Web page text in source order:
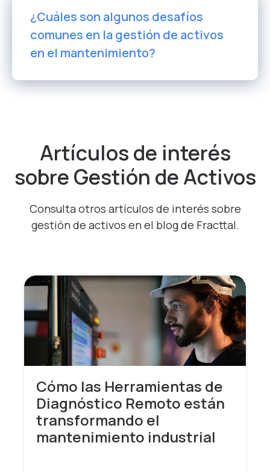
¿Cuáles son algunos desafíos
comunes en la gestión de activos
en el mantenimiento?
Artículos de interés
sobre Gestión de Activos
Consulta otros artículos de interés sobre
gestión de activos en el blog de Fracttal.
Cómo las Herramientas de
Diagnóstico Remoto están
transformando el
mantenimiento industrial